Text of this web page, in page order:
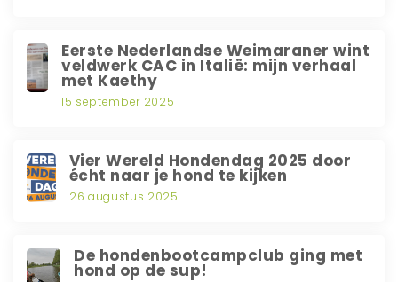
Eerste Nederlandse Weimaraner wint
veldwerk CAC in Italië: mijn verhaal
met Kaethy
15 september 2025
Vier Wereld Hondendag 2025 door
écht naar je hond te kijken
26 augustus 2025
De hondenbootcampclub ging met
hond op de sup!